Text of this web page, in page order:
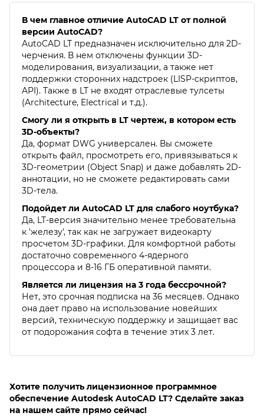
В чем главное отличие AutoCAD LT от полной
версии AutoCAD?
AutoCAD LT предназначен исключительно для 2D-
черчения. В нем отключены функции 3D-
моделирования, визуализации, а также нет
поддержки сторонних надстроек (LISP-скриптов,
API). Также в LT не входят отраслевые тулсеты
(Architecture, Electrical и т.д.).
Смогу ли я открыть в LT чертеж, в котором есть
3D-объекты?
Да, формат DWG универсален. Вы сможете
открыть файл, просмотреть его, привязываться к
3D-геометрии (Object Snap) и даже добавлять 2D-
аннотации, но не сможете редактировать сами
3D-тела.
Подойдет ли AutoCAD LT для слабого ноутбука?
Да, LT-версия значительно менее требовательна
к 'железу', так как не загружает видеокарту
просчетом 3D-графики. Для комфортной работы
достаточно современного 4-ядерного
процессора и 8-16 ГБ оперативной памяти.
Является ли лицензия на 3 года бессрочной?
Нет, это срочная подписка на 36 месяцев. Однако
она дает право на использование новейших
версий, техническую поддержку и защищает вас
от подорожания софта в течение этих 3 лет.
Хотите получить лицензионное программное
обеспечение Autodesk AutoCAD LT? Сделайте заказ
на нашем сайте прямо сейчас!